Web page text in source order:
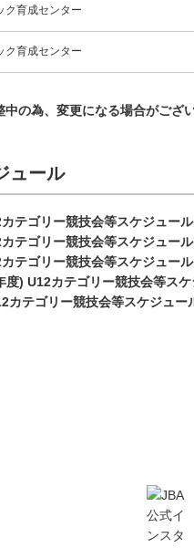
ク育成センター
ク育成センター
の為、変更になる場合がござい
ュール
カテゴリー競技会等スケジュー
カテゴリー競技会等スケジュー
カテゴリー競技会等スケジュー
度) U12カテゴリー競技会等ス
カテゴリー競技会等スケジュ